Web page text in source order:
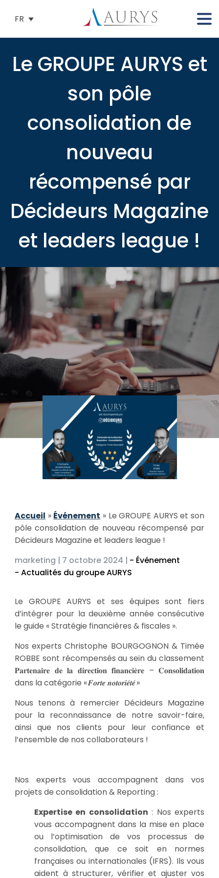
FR
Le GROUPE AURYS et
son pôle
consolidation de
nouveau
récompensé par
Décideurs Magazine
et leaders league !
Accueil » Événement » Le GROUPE AURYS et son
pôle consolidation de nouveau récompensé par
Décideurs Magazine et leaders league !
marketing | 7 octobre 2024 | - Événement
- Actualités du groupe AURYS
Le GROUPE AURYS et ses équipes sont fiers
d’intégrer pour la deuxième année consécutive
le guide « Stratégie financières & fiscales ».
Nos experts Christophe BOURGOGNON & Timée
ROBBE sont récompensés au sein du classement
𝐏𝐚𝐫𝐭𝐞𝐧𝐚𝐢𝐫𝐞 𝐝𝐞 𝐥𝐚 𝐝𝐢𝐫𝐞𝐜𝐭𝐢𝐨𝐧 𝐟𝐢𝐧𝐚𝐧𝐜𝐢𝐞̀𝐫𝐞 – 𝐂𝐨𝐧𝐬𝐨𝐥𝐢𝐝𝐚𝐭𝐢𝐨𝐧
dans la catégorie « 𝑭𝒐𝒓𝒕𝒆 𝒏𝒐𝒕𝒐𝒓𝒊𝒆́𝒕𝒆́ »
Nous tenons à remercier Décideurs Magazine
pour la reconnaissance de notre savoir-faire,
ainsi que nos clients pour leur confiance et
l’ensemble de nos collaborateurs !
Nos experts vous accompagnent dans vos
projets de consolidation & Reporting :
Expertise en consolidation : Nos experts
vous accompagnent dans la mise en place
ou l’optimisation de vos processus de
consolidation, que ce soit en normes
françaises ou internationales (IFRS). Ils vous
aident à structurer, vérifier et ajuster vos